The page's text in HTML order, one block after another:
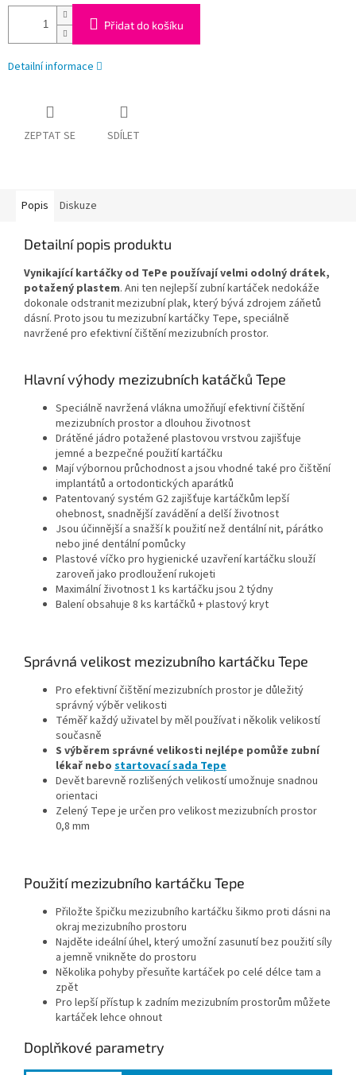
Přidat do košíku
Detailní informace
ZEPTAT SE SDÍLET
Popis Diskuze
Detailní popis produktu
Vynikající kartáčky od TePe používají velmi odolný drátek,
potažený plastem. Ani ten nejlepší zubní kartáček nedokáže
dokonale odstranit mezizubní plak, který bývá zdrojem záňetů
dásní. Proto jsou tu mezizubní kartáčky Tepe, speciálně
navržené pro efektivní čištění mezizubních prostor.
Hlavní výhody mezizubních katáčků Tepe
Speciálně navržená vlákna umožňují efektivní čištění
mezizubních prostor a dlouhou životnost
Drátěné jádro potažené plastovou vrstvou zajišťuje
jemné a bezpečné použití kartáčku
Mají výbornou průchodnost a jsou vhodné také pro čištění
implantátů a ortodontických aparátků
Patentovaný systém G2 zajišťuje kartáčkům lepší
ohebnost, snadnější zavádění a delší životnost
Jsou účinnější a snažší k použití než dentální nit, párátko
nebo jiné dentální pomůcky
Plastové víčko pro hygienické uzavření kartáčku slouží
zaroveň jako prodloužení rukojeti
Maximální životnost 1 ks kartáčku jsou 2 týdny
Balení obsahuje 8 ks kartáčků + plastový kryt
Správná velikost mezizubního kartáčku Tepe
Pro efektivní čištění mezizubních prostor je důležitý
správný výběr velikosti
Téměř každý uživatel by měl používat i několik velikostí
současně
S výběrem správné velikosti nejlépe pomůže zubní
lékař nebo startovací sada Tepe
Devět barevně rozlišených velikostí umožnuje snadnou
orientaci
Zelený Tepe je určen pro velikost mezizubních prostor
0,8 mm
Použití mezizubního kartáčku Tepe
Přiložte špičku mezizubního kartáčku šikmo proti dásni na
okraj mezizubního prostoru
Najděte ideální úhel, který umožní zasunutí bez použití síly
a jemně vnikněte do prostoru
Několika pohyby přesuňte kartáček po celé délce tam a
zpět
Pro lepší přístup k zadním mezizubním prostorům můžete
kartáček lehce ohnout
Doplňkové parametry